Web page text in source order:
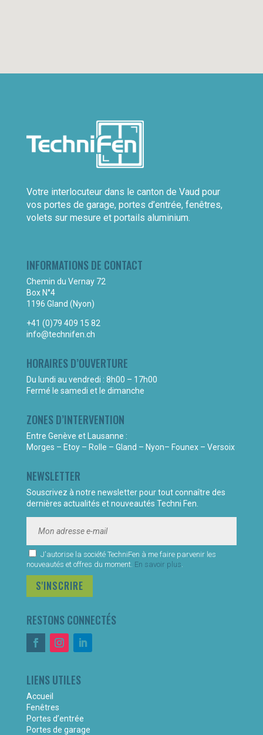
Votre interlocuteur dans le canton de Vaud pour
vos portes de garage, portes d’entrée, fenêtres,
volets sur mesure et portails aluminium.
INFORMATIONS DE CONTACT
Chemin du Vernay 72
Box N°4
1196 Gland (Nyon)
+41 (0)79 409 15 82
info@technifen.ch
HORAIRES D’OUVERTURE
Du lundi au vendredi : 8h00 – 17h00
Fermé le samedi et le dimanche
ZONES D’INTERVENTION
Entre Genève et Lausanne :
Morges – Etoy – Rolle – Gland – Nyon– Founex – Versoix
NEWSLETTER
Souscrivez à notre newsletter pour tout connaître des
dernières actualités et nouveautés Techni Fen.
J'autorise la société TechniFen à me faire parvenir les
nouveautés et offres du moment. En savoir plus.
S'INSCRIRE
RESTONS CONNECTÉS
LIENS UTILES
Accueil
Fenêtres
Portes d’entrée
Portes de garage